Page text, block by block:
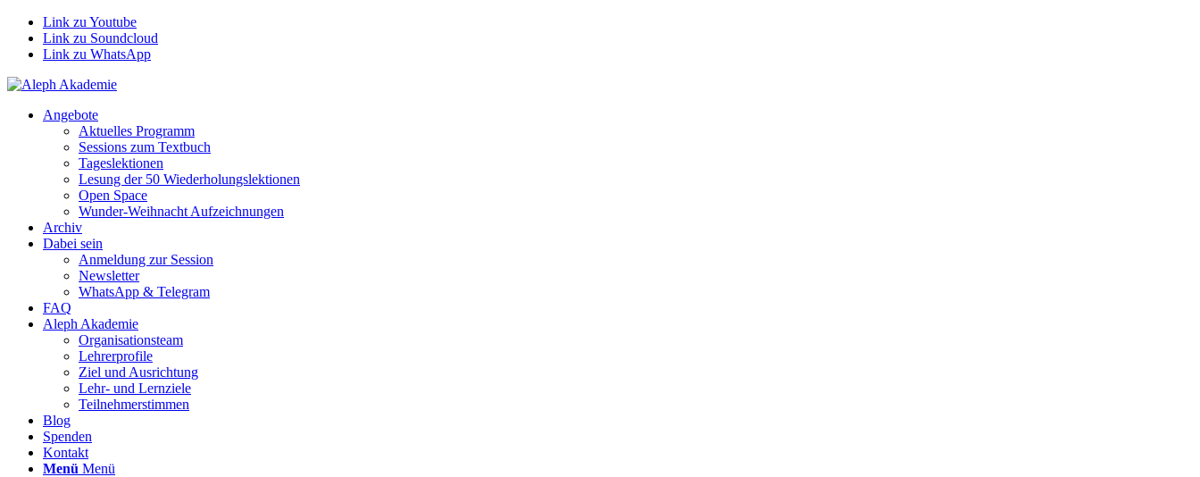
Link zu Youtube
Link zu Soundcloud
Link zu WhatsApp
Angebote
Aktuelles Programm
Sessions zum Textbuch
Tageslektionen
Lesung der 50 Wiederholungslektionen
Open Space
Wunder-Weihnacht Aufzeichnungen
Archiv
Dabei sein
Anmeldung zur Session
Newsletter
WhatsApp & Telegram
FAQ
Aleph Akademie
Organisationsteam
Lehrerprofile
Ziel und Ausrichtung
Lehr- und Lernziele
Teilnehmerstimmen
Blog
Spenden
Kontakt
Menü Menü